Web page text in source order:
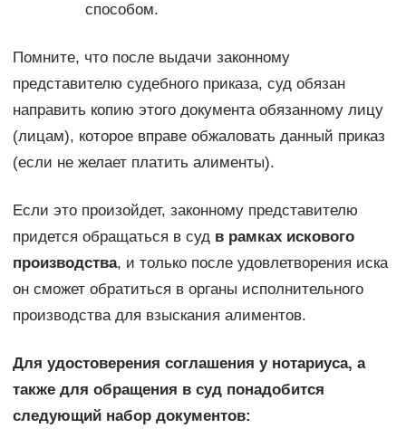
способом.
Помните, что после выдачи законному
представителю судебного приказа, суд обязан
направить копию этого документа обязанному лицу
(лицам), которое вправе обжаловать данный приказ
(если не желает платить алименты).
Если это произойдет, законному представителю
придется обращаться в суд в рамках искового
производства, и только после удовлетворения иска
он сможет обратиться в органы исполнительного
производства для взыскания алиментов.
Для удостоверения соглашения у нотариуса, а
также для обращения в суд понадобится
следующий набор документов: